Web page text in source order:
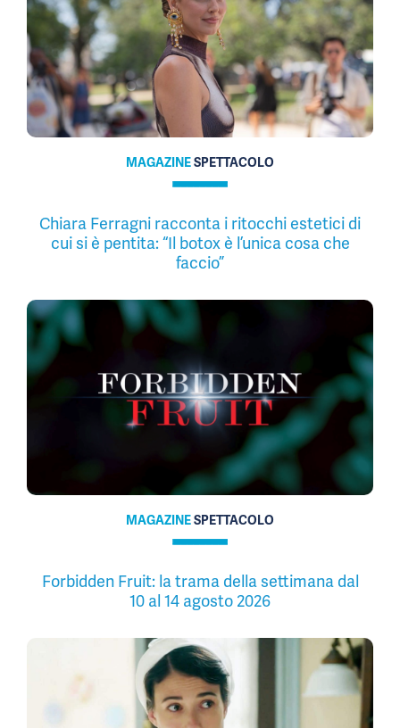
MAGAZINESPETTACOLO
Chiara Ferragni racconta i ritocchi estetici di
cui si è pentita: “Il botox è l’unica cosa che
faccio”
MAGAZINESPETTACOLO
Forbidden Fruit: la trama della settimana dal
10 al 14 agosto 2026